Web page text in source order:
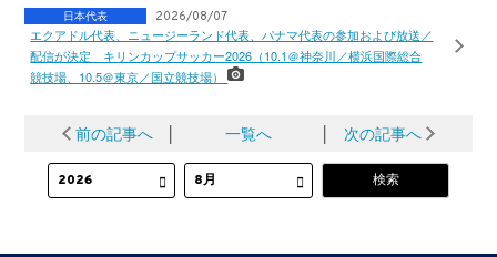
日本代表 2026/08/07
エクアドル代表、ニュージーランド代表、パナマ代表の参加および放送／
配信が決定 キリンカップサッカー2026（10.1＠神奈川／横浜国際総合
競技場、10.5＠東京／国立競技場）
前の記事へ │ 一覧へ │ 次の記事へ